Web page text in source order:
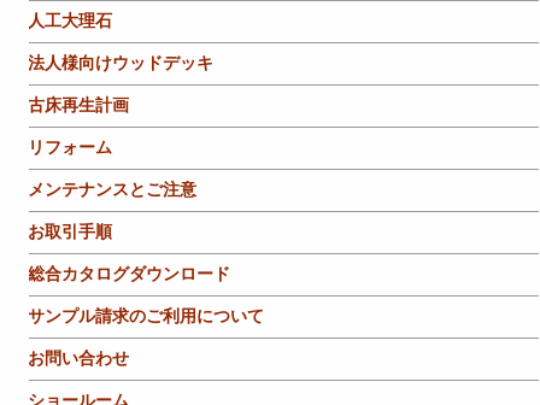
人工大理石
法人様向けウッドデッキ
古床再生計画
リフォーム
メンテナンスとご注意
お取引手順
総合カタログダウンロード
サンプル請求のご利用について
お問い合わせ
ショールーム